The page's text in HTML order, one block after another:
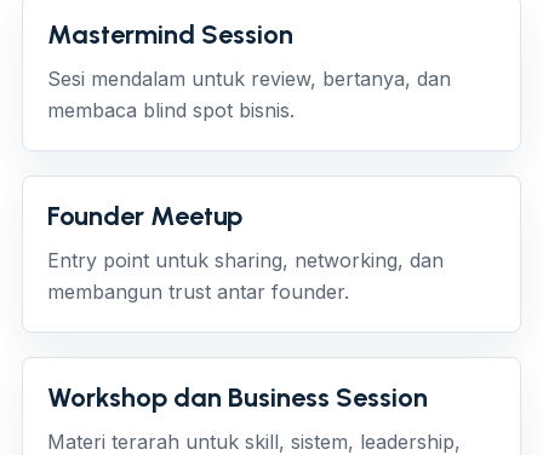
Mastermind Session
Sesi mendalam untuk review, bertanya, dan
membaca blind spot bisnis.
Founder Meetup
Entry point untuk sharing, networking, dan
membangun trust antar founder.
Workshop dan Business Session
Materi terarah untuk skill, sistem, leadership,